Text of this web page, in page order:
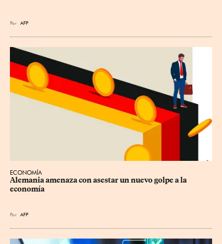
Por AFP
ECONOMÍA
Alemania amenaza con asestar un nuevo golpe a la
economía
Por AFP